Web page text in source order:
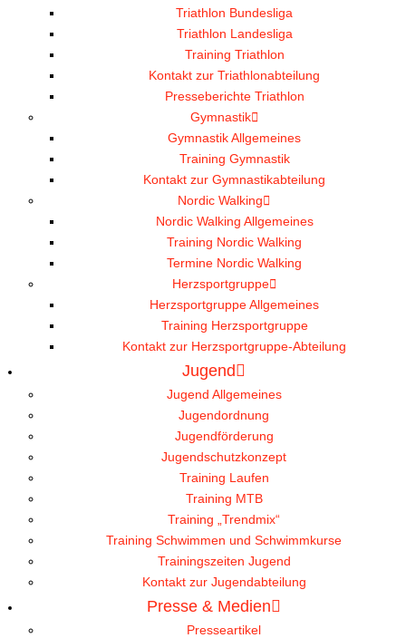
Triathlon Bundesliga
Triathlon Landesliga
Training Triathlon
Kontakt zur Triathlonabteilung
Presseberichte Triathlon
Gymnastik
Gymnastik Allgemeines
Training Gymnastik
Kontakt zur Gymnastikabteilung
Nordic Walking
Nordic Walking Allgemeines
Training Nordic Walking
Termine Nordic Walking
Herzsportgruppe
Herzsportgruppe Allgemeines
Training Herzsportgruppe
Kontakt zur Herzsportgruppe-Abteilung
Jugend
Jugend Allgemeines
Jugendordnung
Jugendförderung
Jugendschutzkonzept
Training Laufen
Training MTB
Training „Trendmix“
Training Schwimmen und Schwimmkurse
Trainingszeiten Jugend
Kontakt zur Jugendabteilung
Presse & Medien
Presseartikel